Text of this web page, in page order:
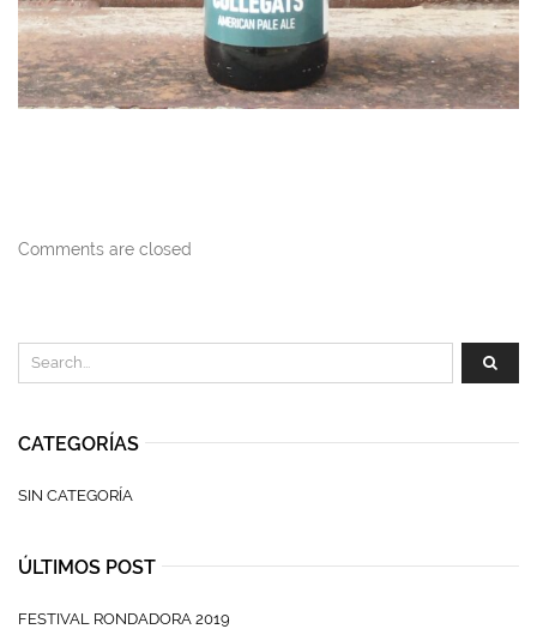
Comments are closed
CATEGORÍAS
SIN CATEGORÍA
ÚLTIMOS POST
FESTIVAL RONDADORA 2019